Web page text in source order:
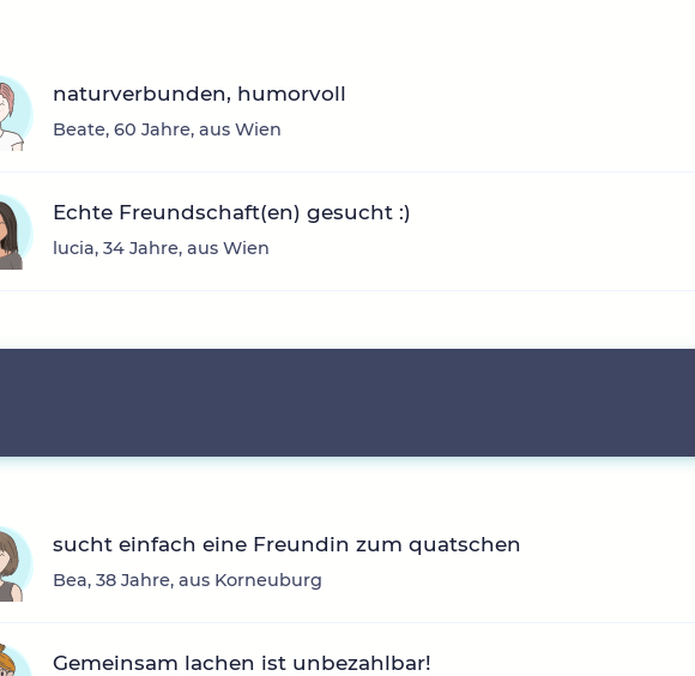
naturverbunden, humorvoll
Beate, 60 Jahre, aus Wien
Echte Freundschaft(en) gesucht :)
lucia, 34 Jahre, aus Wien
sucht einfach eine Freundin zum quatschen
Bea, 38 Jahre, aus Korneuburg
Gemeinsam lachen ist unbezahlbar!